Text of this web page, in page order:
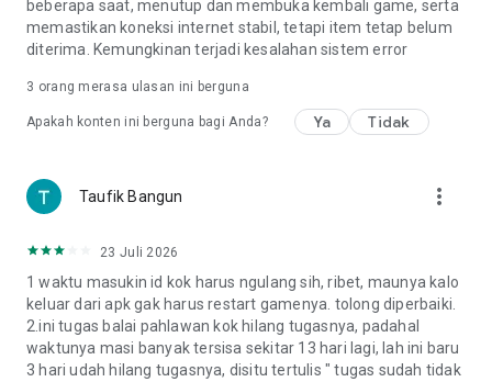
http://supercell.com/en/parents/id/
beberapa saat, menutup dan membuka kembali game, serta
memastikan koneksi internet stabil, tetapi item tetap belum
diterima. Kemungkinan terjadi kesalahan sistem error
3 orang merasa ulasan ini berguna
Apakah konten ini berguna bagi Anda? Ya Tidak
Taufik Bangun more_vert
23 Juli 2026
1 waktu masukin id kok harus ngulang sih, ribet, maunya kalo
keluar dari apk gak harus restart gamenya. tolong diperbaiki.
2.ini tugas balai pahlawan kok hilang tugasnya, padahal
waktunya masi banyak tersisa sekitar 13 hari lagi, lah ini baru
3 hari udah hilang tugasnya, disitu tertulis " tugas sudah tidak